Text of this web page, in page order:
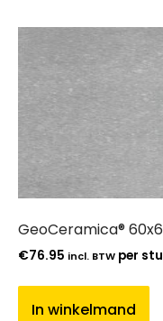
GeoCeramica®
€76.95 incl. BTW per
In winkelmand